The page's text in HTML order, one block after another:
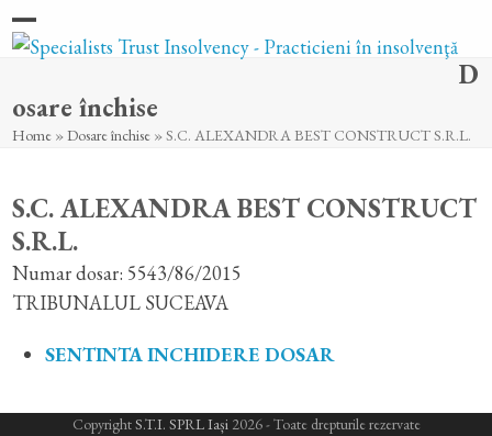
Skip
toOpen
menu
Close
menu
D
osare închise
Home »Dosare închise »S.C. ALEXANDRA BEST CONSTRUCT S.R.L.
S.C. ALEXANDRA BEST CONSTRUCT
S.R.L.
Numar dosar: 5543/86/2015
TRIBUNALUL SUCEAVA
SENTINTA INCHIDERE DOSAR
CopyrightS.T.I. SPRL Iași2026 - Toate drepturile rezervate